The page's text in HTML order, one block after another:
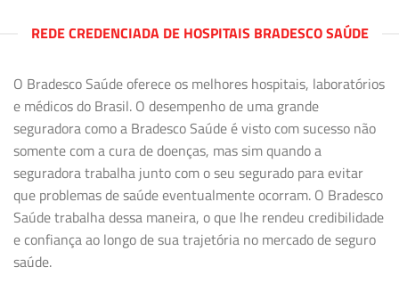
REDE CREDENCIADA DE HOSPITAIS BRADESCO SAÚDE
O Bradesco Saúde oferece os melhores hospitais, laboratórios
e médicos do Brasil. O desempenho de uma grande
seguradora como a Bradesco Saúde é visto com sucesso não
somente com a cura de doenças, mas sim quando a
seguradora trabalha junto com o seu segurado para evitar
que problemas de saúde eventualmente ocorram. O Bradesco
Saúde trabalha dessa maneira, o que lhe rendeu credibilidade
e confiança ao longo de sua trajetória no mercado de seguro
saúde.